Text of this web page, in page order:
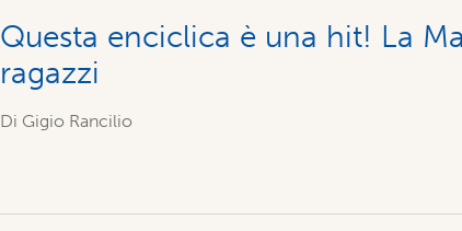
Questa enciclica è una hit! La
ragazzi
Di Gigio Rancilio